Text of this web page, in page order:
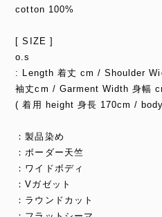
cotton 100%
[ SIZE ]
o.s
: Length 着丈 cm / Shoulder
袖丈cm / Garment Width 身幅
( 着用 height 身長 170cm /
：製品染め
：ボーダー天竺
：ワイドボディ
：Vガゼット
：ラウンドカット